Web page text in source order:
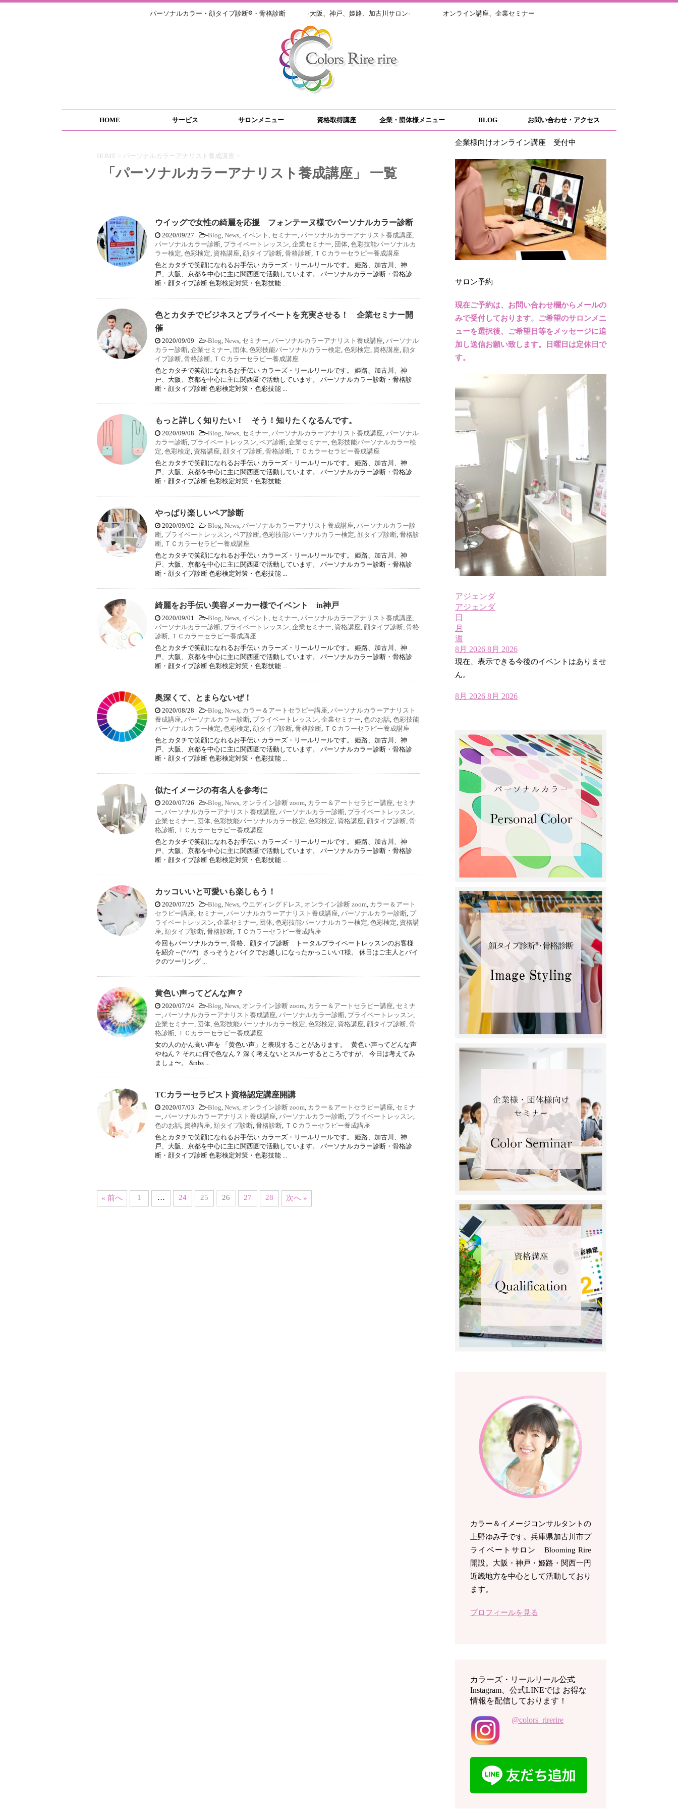
パーソナルカラー・顔タイプ診断®・骨格診断 -大阪、神戸、姫路、加古川サロン- オンライン講座、企業セミナー
HOME サービス サロンメニュー 資格取得講座 企業・団体様メニュー BLOG お問い合わせ・アクセス
HOME > パーソナルカラーアナリスト養成講座 >
「パーソナルカラーアナリスト養成講座」 一覧
ウイッグで女性の綺麗を応援 フォンテーヌ様でパーソナルカラー診断
2020/09/27 -Blog, News, イベント , セミナー, パーソナルカラーアナリスト養成講座,
パーソナルカラー診断, プライベートレッスン, 企業セミナー, 団体, 色彩技能パーソナルカ
ラー検定, 色彩検定, 資格講座, 顔タイプ診断, 骨格診断, ＴＣカラーセラピー養成講座
色とカタチで笑顔になれるお手伝い カラーズ・リールリールです。 姫路、加古川、神
戸、大阪、京都を中心に主に関西圏で活動しています。 パーソナルカラー診断・骨格診
断・顔タイプ診断 色彩検定対策・色彩技能 ...
色とカタチでビジネスとプライベートを充実させる！ 企業セミナー開
催
2020/09/09 -Blog, News, セミナー, パーソナルカラーアナリスト養成講座, パーソナル
カラー診断, 企業セミナー, 団体, 色彩技能パーソナルカラー検定, 色彩検定, 資格講座, 顔タ
イプ診断, 骨格診断, ＴＣカラーセラピー養成講座
色とカタチで笑顔になれるお手伝い カラーズ・リールリールです。 姫路、加古川、神
戸、大阪、京都を中心に主に関西圏で活動しています。 パーソナルカラー診断・骨格診
断・顔タイプ診断 色彩検定対策・色彩技能 ...
もっと詳しく知りたい！ そう！知りたくなるんです。
2020/09/08 -Blog, News, セミナー, パーソナルカラーアナリスト養成講座, パーソナル
カラー診断, プライベートレッスン, ペア診断, 企業セミナー, 色彩技能パーソナルカラー検
定, 色彩検定, 資格講座, 顔タイプ診断, 骨格診断, ＴＣカラーセラピー養成講座
色とカタチで笑顔になれるお手伝い カラーズ・リールリールです。 姫路、加古川、神
戸、大阪、京都を中心に主に関西圏で活動しています。 パーソナルカラー診断・骨格診
断・顔タイプ診断 色彩検定対策・色彩技能 ...
やっぱり楽しいペア診断
2020/09/02 -Blog, News, パーソナルカラーアナリスト養成講座, パーソナルカラー診
断, プライベートレッスン, ペア診断, 色彩技能パーソナルカラー検定, 顔タイプ診断, 骨格診
断, ＴＣカラーセラピー養成講座
色とカタチで笑顔になれるお手伝い カラーズ・リールリールです。 姫路、加古川、神
戸、大阪、京都を中心に主に関西圏で活動しています。 パーソナルカラー診断・骨格診
断・顔タイプ診断 色彩検定対策・色彩技能 ...
綺麗をお手伝い美容メーカー様でイベント in神戸
2020/09/01 -Blog, News, イベント , セミナー, パーソナルカラーアナリスト養成講座,
パーソナルカラー診断, プライベートレッスン, 企業セミナー, 資格講座, 顔タイプ診断, 骨格
診断, ＴＣカラーセラピー養成講座
色とカタチで笑顔になれるお手伝い カラーズ・リールリールです。 姫路、加古川、神
戸、大阪、京都を中心に主に関西圏で活動しています。 パーソナルカラー診断・骨格診
断・顔タイプ診断 色彩検定対策・色彩技能 ...
奥深くて、とまらないぜ！
2020/08/28 -Blog, News, カラー＆アートセラピー講座, パーソナルカラーアナリスト
養成講座, パーソナルカラー診断, プライベートレッスン, 企業セミナー, 色のお話, 色彩技能
パーソナルカラー検定, 色彩検定, 顔タイプ診断, 骨格診断, ＴＣカラーセラピー養成講座
色とカタチで笑顔になれるお手伝い カラーズ・リールリールです。 姫路、加古川、神
戸、大阪、京都を中心に主に関西圏で活動しています。 パーソナルカラー診断・骨格診
断・顔タイプ診断 色彩検定対策・色彩技能 ...
似たイメージの有名人を参考に
2020/07/26 -Blog, News, オンライン診断 zoom, カラー＆アートセラピー講座, セミナ
ー, パーソナルカラーアナリスト養成講座, パーソナルカラー診断, プライベートレッスン,
企業セミナー, 団体, 色彩技能パーソナルカラー検定, 色彩検定, 資格講座, 顔タイプ診断, 骨
格診断, ＴＣカラーセラピー養成講座
色とカタチで笑顔になれるお手伝い カラーズ・リールリールです。 姫路、加古川、神
戸、大阪、京都を中心に主に関西圏で活動しています。 パーソナルカラー診断・骨格診
断・顔タイプ診断 色彩検定対策・色彩技能 ...
カッコいいと可愛いも楽しもう！
2020/07/25 -Blog, News, ウエディングドレス, オンライン診断 zoom, カラー＆アート
セラピー講座, セミナー, パーソナルカラーアナリスト養成講座, パーソナルカラー診断, プ
ライベートレッスン, 企業セミナー, 団体, 色彩技能パーソナルカラー検定, 色彩検定, 資格講
座, 顔タイプ診断, 骨格診断, ＴＣカラーセラピー養成講座
今回もパーソナルカラー, 骨格、顔タイプ診断 トータルプライベートレッスンのお客様
を紹介～(*^^*) さっそうとバイクでお越しになったかっこいいT様。 休日はご主人とバイ
クのツーリング ...
黄色い声ってどんな声？
2020/07/24 -Blog, News, オンライン診断 zoom, カラー＆アートセラピー講座, セミナ
ー, パーソナルカラーアナリスト養成講座, パーソナルカラー診断, プライベートレッスン,
企業セミナー, 団体, 色彩技能パーソナルカラー検定, 色彩検定, 資格講座, 顔タイプ診断, 骨
格診断, ＴＣカラーセラピー養成講座
女の人のかん高い声を 「黄色い声」と表現することがあります。 黄色い声ってどんな声
やねん？ それに何で色なん？ 深く考えないとスルーするところですが、 今日は考えてみ
ましょ〜。 &nbs ...
TCカラーセラピスト資格認定講座開講
2020/07/03 -Blog, News, オンライン診断 zoom, カラー＆アートセラピー講座, セミナ
ー, パーソナルカラーアナリスト養成講座, パーソナルカラー診断, プライベートレッスン,
色のお話, 資格講座, 顔タイプ診断, 骨格診断, ＴＣカラーセラピー養成講座
色とカタチで笑顔になれるお手伝い カラーズ・リールリールです。 姫路、加古川、神
戸、大阪、京都を中心に主に関西圏で活動しています。 パーソナルカラー診断・骨格診
断・顔タイプ診断 色彩検定対策・色彩技能 ...
« 前へ 1 … 24 25 26 27 28 次へ »
企業様向けオンライン講座 受付中
サロン予約
現在ご予約は、お問い合わせ欄からメールの
みで受付しております。ご希望のサロンメニ
ューを選択後、ご希望日等をメッセージに追
加し送信お願い致します。日曜日は定休日で
す。
アジェンダ
アジェンダ
日
月
週
8月 2026 8月 2026
現在、表示できる今後のイベントはありませ
ん。
8月 2026 8月 2026
カラー＆イメージコンサルタントの
上野ゆみ子です。兵庫県加古川市プ
ライベートサロン Blooming Rire
開設。 大阪・神戸・姫路・関西一円
近畿地方を中心として活動しており
ます。
プロフィールを見る
カラーズ・リールリール公式
Instagram、公式LINEでは お得な
情報を配信しております！
@colors_rirerire